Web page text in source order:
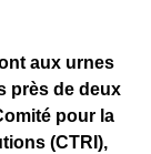
aux urnes
près de deux
pour la
(CTRI),